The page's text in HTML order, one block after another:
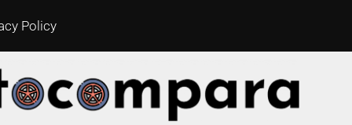
Policy